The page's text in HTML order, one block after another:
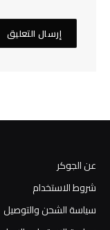
عن الجوكر
شروط الاستخدام
سياسة الشحن والتوصيل